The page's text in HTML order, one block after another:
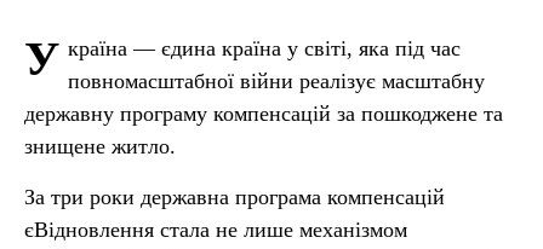
У країна — єдина країна у світі, яка під час
повномасштабної війни реалізує масштабну
державну програму компенсацій за пошкоджене та
знищене житло.
За три роки державна програма компенсацій
єВідновлення стала не лише механізмом